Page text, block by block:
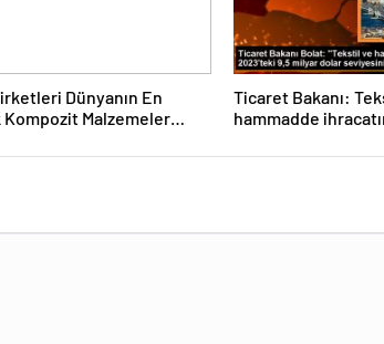
Dünyanın En
Kompozit Malzemeler
Ticaret Bakanı:
hammadde